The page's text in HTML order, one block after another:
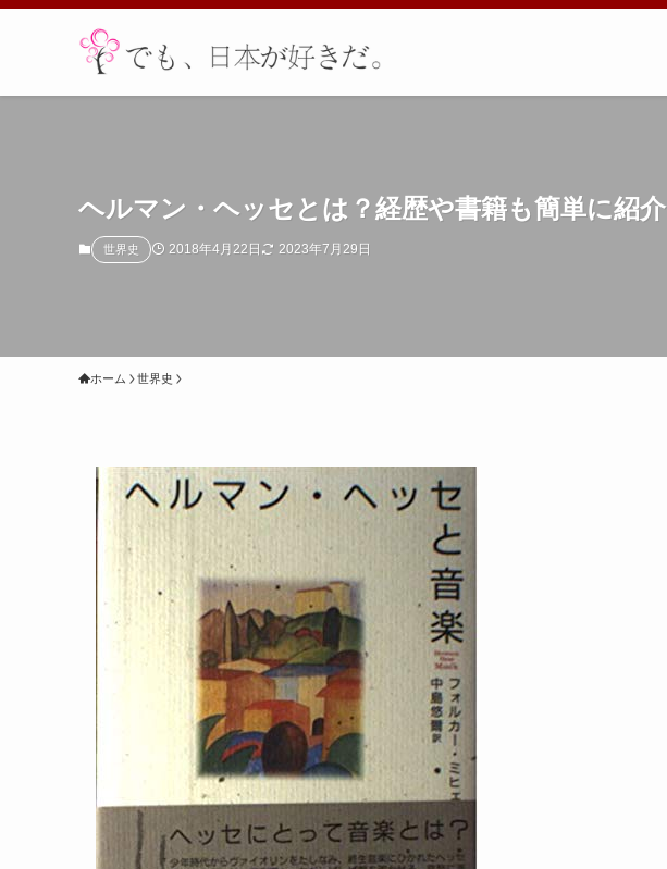
ヘルマン・ヘッセとは？経歴や書籍も簡単に紹介
世界史 2018年4月22日 2023年7月29日
ホーム 世界史